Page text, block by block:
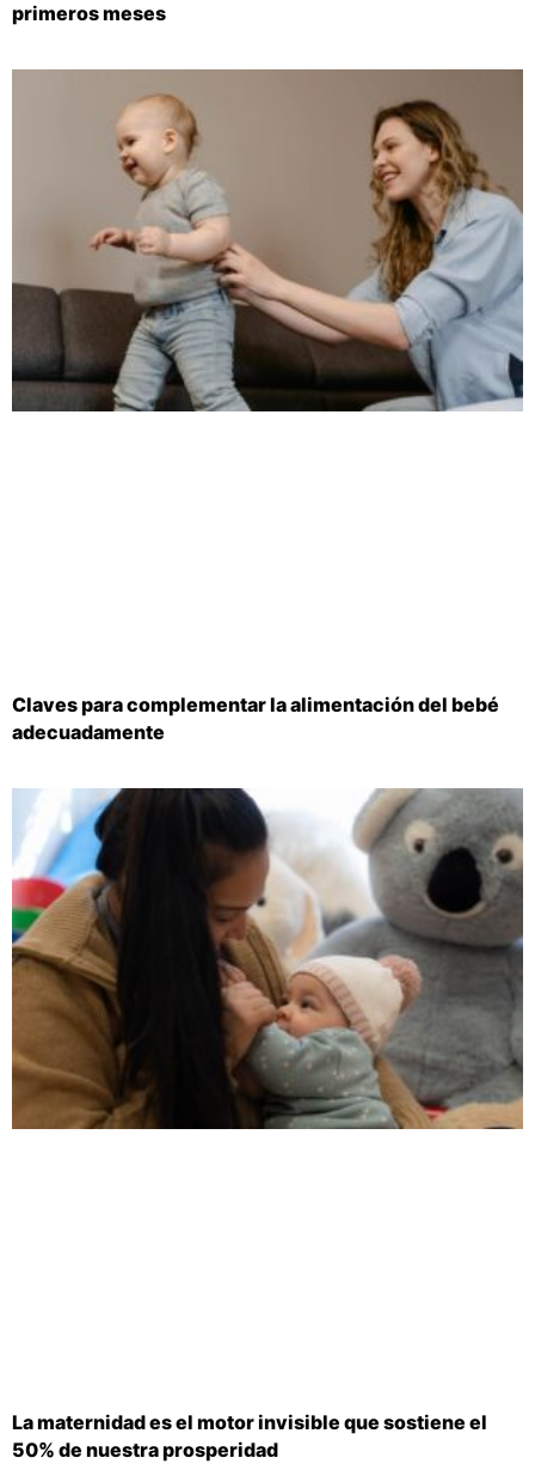
primeros meses
Claves para complementar la alimentación del bebé
adecuadamente
La maternidad es el motor invisible que sostiene el
50% de nuestra prosperidad